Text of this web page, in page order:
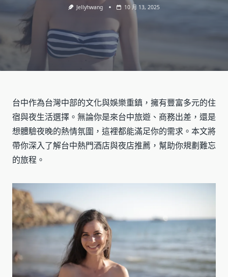
Jellyhwang 10 月 13, 2025
台中作為台灣中部的文化與娛樂重鎮，擁有豐富多元的住
宿與夜生活選擇。無論你是來台中旅遊、商務出差，還是
想體驗夜晚的熱情氛圍，這裡都能滿足你的需求。本文將
帶你深入了解台中熱門酒店與夜店推薦，幫助你規劃難忘
的旅程。